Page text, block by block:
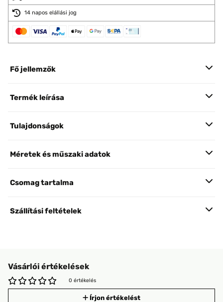
14 napos elállási jog
Fő jellemzők
Termék leírása
Tulajdonságok
Méretek és műszaki adatok
Csomag tartalma
Szállítási feltételek
Vásárlói értékelések
0 értékelés
Írjon értékelést